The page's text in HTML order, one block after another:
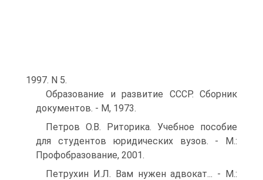
1997. N 5.
Образование и развитие СССР. Сборник
документов. - М, 1973.
Петров О.В. Риторика. Учебное пособие
для студентов юридических вузов. - М.:
Профобразование, 2001.
Петрухин И.Л. Вам нужен адвокат... - М.: